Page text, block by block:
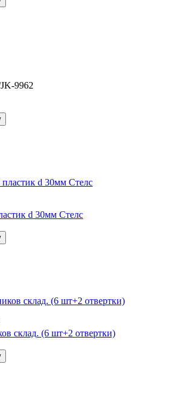
9962
d 30мм Стелс
склад. (6 шт+2 отвертки)